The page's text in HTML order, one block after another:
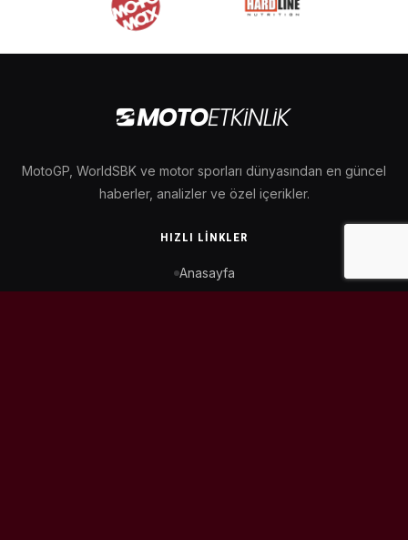
MotoGP, WorldSBK ve motor sporları dünyasından en güncel
haberler, analizler ve özel içerikler.
HIZLI LINKLER
Anasayfa